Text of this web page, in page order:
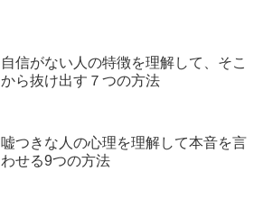
自信がない人の特徴を理解して、そこ
から抜け出す７つの方法
嘘つきな人の心理を理解して本音を言
わせる9つの方法